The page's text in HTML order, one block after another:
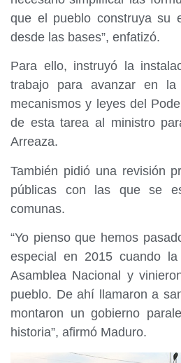
que el pueblo construya su
desde las bases”, enfatizó.
Para ello, instruyó la
trabajo para avanzar en
mecanismos y leyes del
de esta tarea al ministro
Arreaza.
También pidió una revisión
públicas con las que se
comunas.
“Yo pienso que hemos
especial en 2015 cuando
Asamblea Nacional y
pueblo. De ahí llamaron a
montaron un gobierno
historia”, afirmó Maduro.